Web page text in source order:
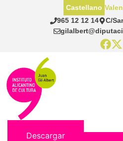
965 12 12 14
C/
Castellano
Descargar